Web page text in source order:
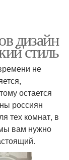
дизайн
стиль
не
остается
россиян
тех комнат, в
вам нужно